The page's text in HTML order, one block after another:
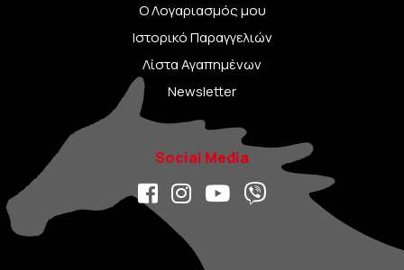
Ο Λογαριασμός μου
Ιστορικό Παραγγελιών
Λίστα Αγαπημένων
Newsletter
Social Media